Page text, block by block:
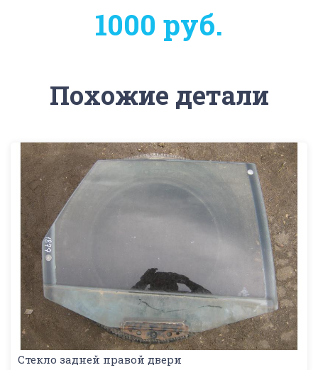
1000 руб.
Похожие детали
Стекло задней правой двери